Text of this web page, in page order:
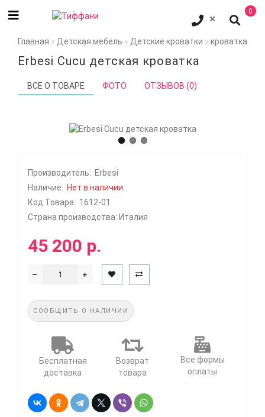
0
Главная Детская мебель Детские кроватки кроватка
Erbesi Cucu детская кроватка
ВСЕ О ТОВАРЕ ФОТО ОТЗЫВОВ (0)
Производитель: Erbesi
Наличие: Нет в наличии
Код Товара: 1612-01
Страна производства: Италия
45 200 р.
СООБЩИТЬ О НАЛИЧИИ
Бесплатная
доставка
Возврат
товара
Все формы
оплаты